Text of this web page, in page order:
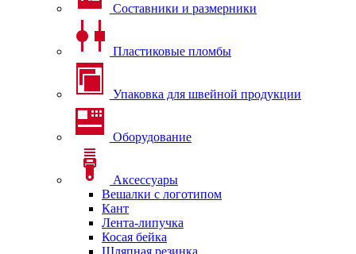
Составники и размерники
Пластиковые пломбы
Упаковка для швейной продукции
Оборудование
Аксессуары
Вешалки с логотипом
Кант
Лента-липучка
Косая бейка
Шляпная резинка